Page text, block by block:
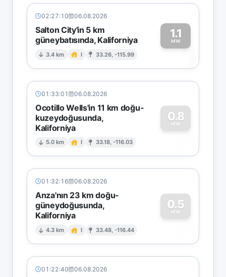
02:27:10 06.08.2026
Salton City'in 5 km
güneybatısında, Kaliforniya
3.4 km I 33.26, -115.99
1.1
MW1
01:33:01 06.08.2026
Ocotillo Wells'in 11 km doğu-
kuzeydoğusunda,
Kaliforniya
5.0 km I 33.18, -116.03
0.8
MW
0
01:32:16 06.08.2026
Anza'nın 23 km doğu-
güneydoğusunda,
Kaliforniya
4.3 km I 33.48, -116.44
0.5
MW
0
01:22:40 06.08.2026